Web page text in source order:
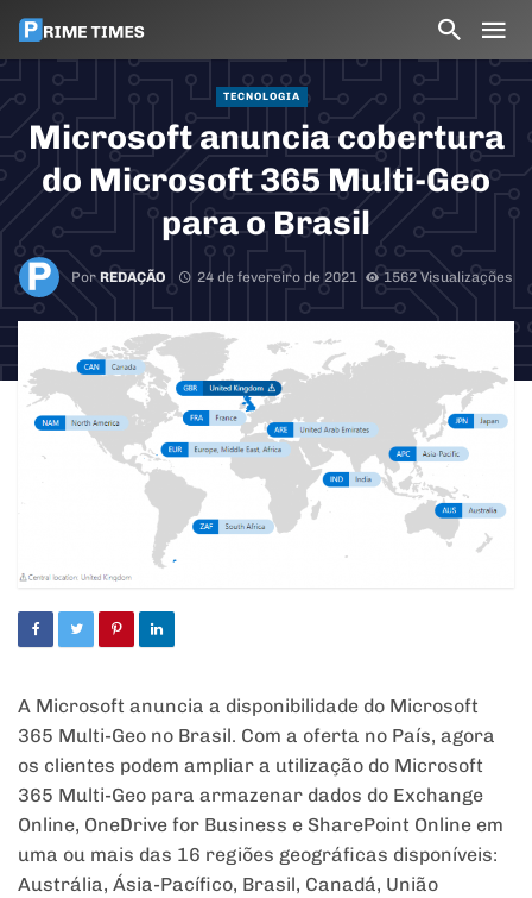
TECNOLOGIA
Microsoft anuncia cobertura
do Microsoft 365 Multi-Geo
para o Brasil
PorREDAÇÃO 24 de fevereiro de 2021 1562 Visualizações
A Microsoft anuncia a disponibilidade do Microsoft
365 Multi-Geo no Brasil. Com a oferta no País, agora
os clientes podem ampliar a utilização do Microsoft
365 Multi-Geo para armazenar dados do Exchange
Online, OneDrive for Business e SharePoint Online em
uma ou mais das 16 regiões geográficas disponíveis:
Austrália, Ásia-Pacífico, Brasil, Canadá, União